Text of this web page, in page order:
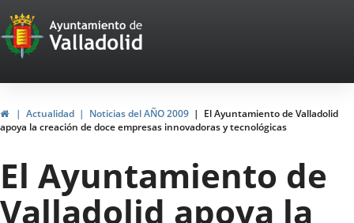
Portal
Web
del
Ayuntamiento
de
Valladolid
HomeActualidad Noticias del AÑO 2009
El Ayuntamiento de Valladolid
apoya la creación de doce empresas innovadoras y tecnológicas
El Ayuntamiento de
Valladolid apoya la